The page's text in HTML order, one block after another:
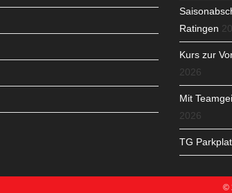
Ratingen
Kurs zur
2026
Mit
2026
TG
©